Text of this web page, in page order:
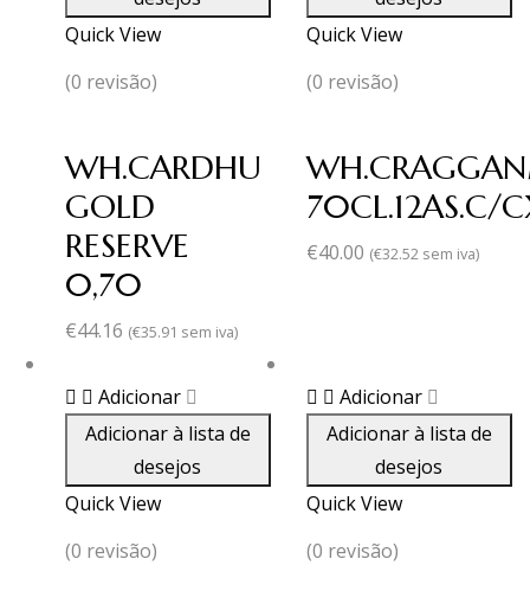
Quick View
(0 revisão)
WH.CARDHU
GOLD
RESERVE
0,70
€44.16 (€35.91 sem iva)
Quick View
(0 revisão)
70CL.12AS.C/
€40.00 (€32.52 sem iva)
Adicionar
Adicionar à lista de
desejos
Quick View
(0 revisão)
Adicionar
Adicionar à lista de
desejos
Quick View
(0 revisão)